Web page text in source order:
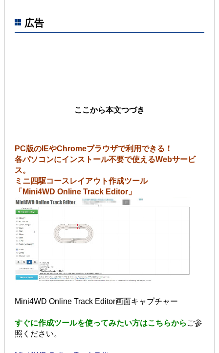
広告
ここから本文つづき
PC版のIEやChromeブラウザで利用できる！
各パソコンにインストール不要で使えるWebサービ
ス。
ミニ四駆コースレイアウト作成ツール
「Mini4WD Online Track Editor」
Mini4WD Online Track Editor画面キャプチャー
すぐに作成ツールを使ってみたい方はこちらから ご参
照ください。